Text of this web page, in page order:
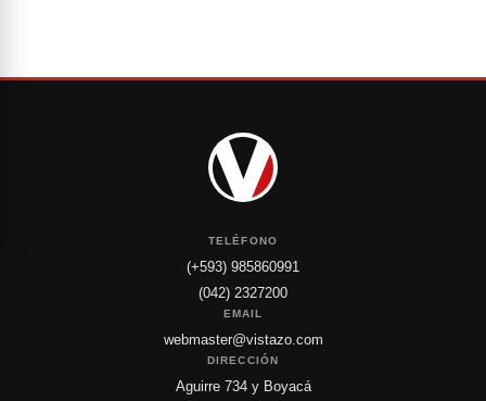
TELÉFONO
(+593) 985860991
(042) 2327200
EMAIL
webmaster@vistazo.com
DIRECCIÓN
Aguirre 734 y Boyacá